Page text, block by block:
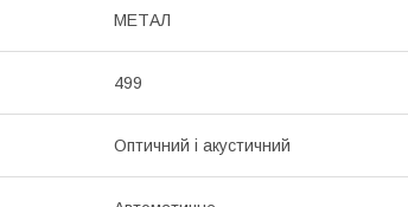
МЕТАЛ
499
Оптичний і акустичний